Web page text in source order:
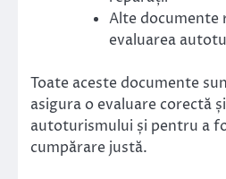
Alte documente
evaluarea
Toate aceste documente
asigura o evaluare corectă
autoturismului și pentru a
cumpărare justă.